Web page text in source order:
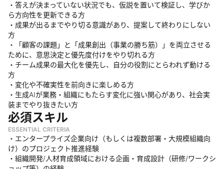
・答えが決まっていない状況でも、仮説を置いて検証し、学びか
ら方向性を更新できる方
・成果が出るまでやり切る意識があり、提案して終わりにしない
方
・「顧客の課題」と「成果創出（事業の勝ち筋）」を両立させる
ために、意思決定と優先度付けをやり切れる方
・チーム成果の最大化を優先し、自分の役割にとらわれず動ける
方
・変化や不確実性を前向きに楽しめる方
・生成AIが業務・組織にもたらす変化に強い関心があり、社会実
装までやり抜きたい方
必須スキル
ESSENTIAL CRITERIA
・エンタープライズ企業向け（もしくは複数部署・大規模組織向
け）のプロジェクト推進経験
・組織開発/人材育成領域における企画・育成設計（研修/ワークシ